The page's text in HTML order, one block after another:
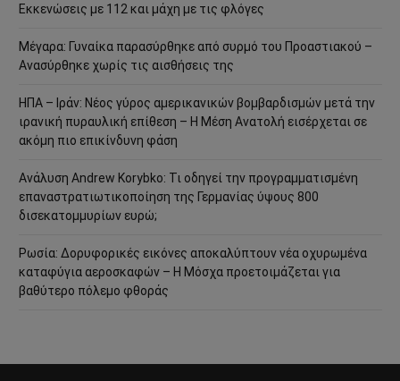
Εκκενώσεις με 112 και μάχη με τις φλόγες
Μέγαρα: Γυναίκα παρασύρθηκε από συρμό του Προαστιακού –
Ανασύρθηκε χωρίς τις αισθήσεις της
ΗΠΑ – Ιράν: Νέος γύρος αμερικανικών βομβαρδισμών μετά την
ιρανική πυραυλική επίθεση – Η Μέση Ανατολή εισέρχεται σε
ακόμη πιο επικίνδυνη φάση
Ανάλυση Andrew Korybko: Τι οδηγεί την προγραμματισμένη
επαναστρατιωτικοποίηση της Γερμανίας ύψους 800
δισεκατομμυρίων ευρώ;
Ρωσία: Δορυφορικές εικόνες αποκαλύπτουν νέα οχυρωμένα
καταφύγια αεροσκαφών – Η Μόσχα προετοιμάζεται για
βαθύτερο πόλεμο φθοράς